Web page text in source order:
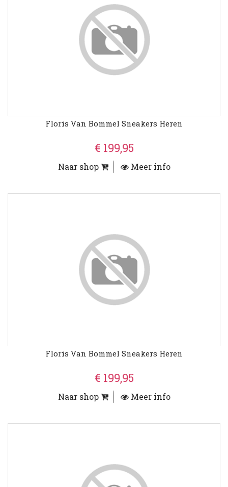
Floris Van Bommel Sneakers Heren
€ 199,95
Naar shop Meer info
Floris Van Bommel Sneakers Heren
€ 199,95
Naar shop Meer info